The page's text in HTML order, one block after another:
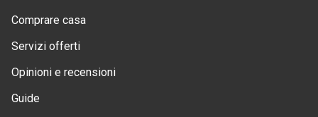
Comprare casa
Servizi offerti
Opinioni e recensioni
Guide